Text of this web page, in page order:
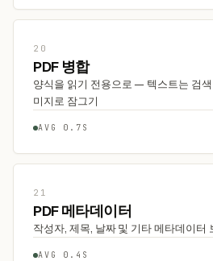
20
PDF 병합
양식을 읽기 전용으로 — 텍스트는 검
미지로 잠그기
AVG 0.7S
21
PDF 메타데이터
작성자, 제목, 날짜 및 기타 메타데이터
AVG 0.4S